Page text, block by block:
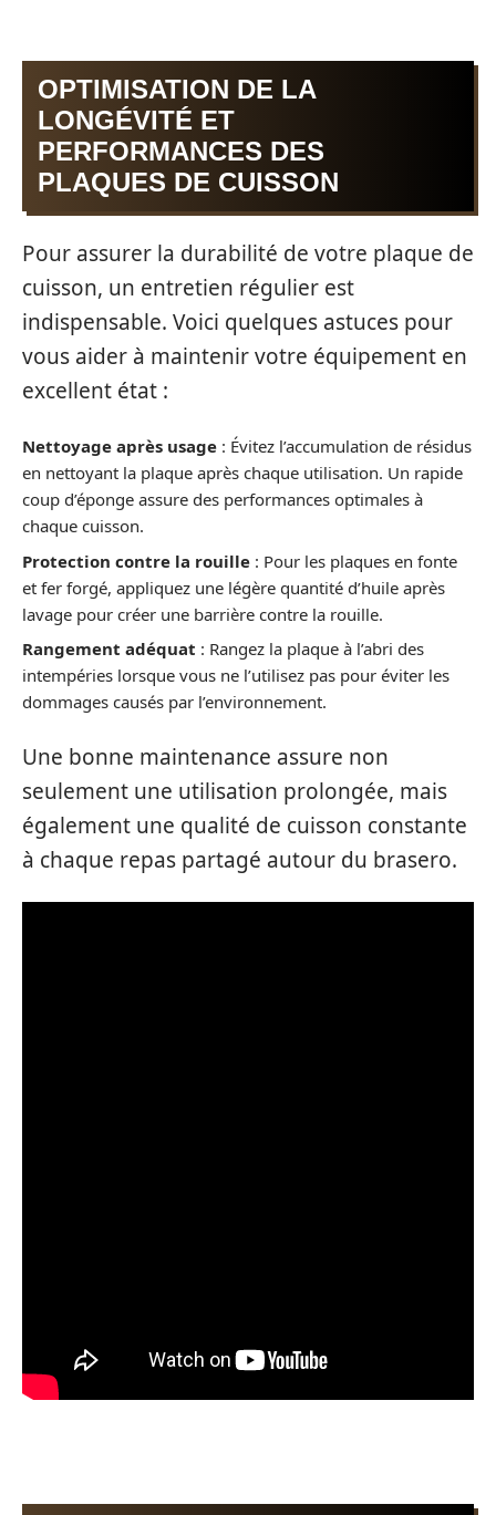
OPTIMISATION DE LA
LONGÉVITÉ ET
PERFORMANCES DES
PLAQUES DE CUISSON
Pour assurer la durabilité de votre plaque de
cuisson, un entretien régulier est
indispensable. Voici quelques astuces pour
vous aider à maintenir votre équipement en
excellent état :
Nettoyage après usage : Évitez l’accumulation de résidus
en nettoyant la plaque après chaque utilisation. Un rapide
coup d’éponge assure des performances optimales à
chaque cuisson.
Protection contre la rouille : Pour les plaques en fonte
et fer forgé, appliquez une légère quantité d’huile après
lavage pour créer une barrière contre la rouille.
Rangement adéquat : Rangez la plaque à l’abri des
intempéries lorsque vous ne l’utilisez pas pour éviter les
dommages causés par l’environnement.
Une bonne maintenance assure non
seulement une utilisation prolongée, mais
également une qualité de cuisson constante
à chaque repas partagé autour du brasero.